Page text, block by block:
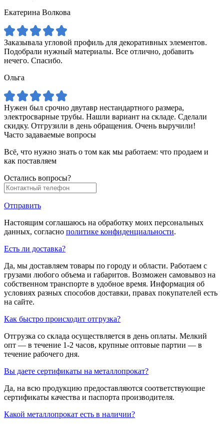
Екатерина Волкова
Заказывала угловой профиль для декоративных элементов.
Подобрали нужный материалы. Все отлично, добавить
нечего. Спасибо.
Ольга
Нужен был срочно двутавр нестандартного размера,
электросварные трубы. Нашли вариант на складе. Сделали
скидку. Отгрузили в день обращения. Очень выручили!
Часто задаваемые вопросы
Всё, что нужно знать о том как мы работаем: что продаем и
как поставляем
Остались вопросы?
Отправить
Настоящим соглашаюсь на обработку моих персональных
данных, согласно политике конфиденциальности.
Есть ли доставка?
Да, мы доставляем товары по городу и области. Работаем с
грузами любого объема и габаритов. Возможен самовывоз на
собственном транспорте в удобное время. Информация об
условиях разных способов доставки, правах покупателей есть
на сайте.
Как быстро происходит отгрузка?
Отгрузка со склада осуществляется в день оплаты. Мелкий
опт — в течение 1-2 часов, крупные оптовые партии — в
течение рабочего дня.
Вы даете сертификаты на металлопрокат?
Да, на всю продукцию предоставляются соответствующие
сертификаты качества и паспорта производителя.
Какой металлопрокат есть в наличии?